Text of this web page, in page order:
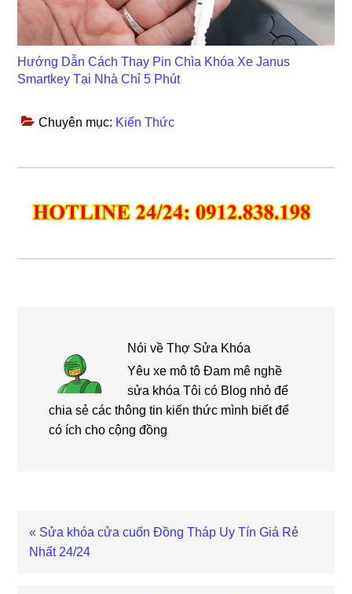
Hướng Dẫn Cách Thay Pin Chìa Khóa Xe Janus
Smartkey Tại Nhà Chỉ 5 Phút
Chuyên mục: Kiến Thức
Nói vềThợ Sửa Khóa
Yêu xe mô tô Đam mê nghề
sửa khóa Tôi có Blog nhỏ để
chia sẻ các thông tin kiến thức mình biết để
có ích cho cộng đồng
Bài
viết
« Sửa khóa cửa cuốn Đồng Tháp Uy Tín Giá Rẻ
Nhất 24/24